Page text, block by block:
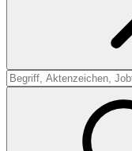
Suche